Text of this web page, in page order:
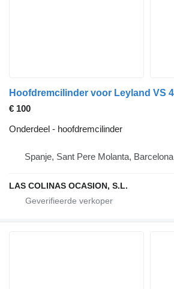
€ 100
Onderdeel - hoofdremcilinder
Spanje, Sant Pere Molanta, Barcelona
LAS COLINAS OCASION, S.L.